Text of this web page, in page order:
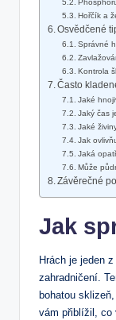
Hořčík a
Osvědčené
Správné
Kontrola
Často
Jaké
Jaký čas
Jaké
Jak
Jaká
Může
Závěrečné
Jak
Hrách je jeden
zahradničení.
bohatou
vám přiblížil, co